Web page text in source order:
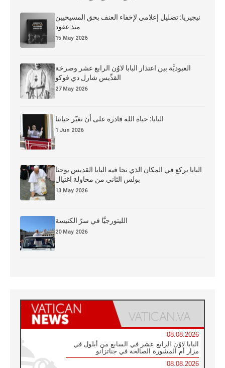
نيجيريا: تضليل إعلامي لإخفاء العنف بحق المسيحيين
منذ عقود
15 May 2026
العبوديَّة بين اعتذار البابا لاوُن الرابع عشر وصرخة
القدِّيس شارل دي فوكو
27 May 2026
البابا: حياة الله قادرة على أن تغيّر حياتنا
1 Jun 2026
البابا يركع في المكان الذي نجا فيه البابا القديس يوحنا
بولس الثاني من محاولة اغتيال
13 May 2026
الليتورجيَّا في سرّ الكنيسة
20 May 2026
08.08.2026
البابا لاوُن الرابع عشر في السابع من أيلول في
مزار أم المشورة الصالحة في جناتزانو
08.08.2026